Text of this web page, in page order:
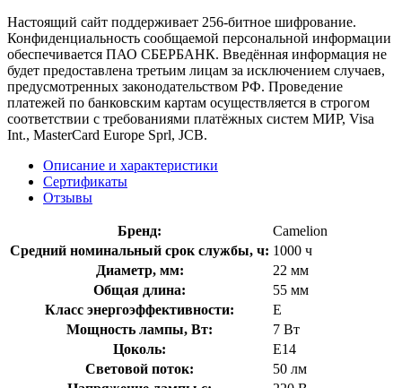
Настоящий сайт поддерживает 256-битное шифрование.
Конфиденциальность сообщаемой персональной информации
обеспечивается ПАО СБЕРБАНК. Введённая информация не
будет предоставлена третьим лицам за исключением случаев,
предусмотренных законодательством РФ. Проведение
платежей по банковским картам осуществляется в строгом
соответствии с требованиями платёжных систем МИР, Visa
Int., MasterCard Europe Sprl, JCB.
Описание и характеристики
Сертификаты
Отзывы
Бренд:
Camelion
Средний номинальный срок службы, ч: 1000 ч
Диаметр, мм:
22 мм
Общая длина:
55 мм
Класс энергоэффективности:
E
Мощность лампы, Вт:
7 Вт
Цоколь:
E14
Световой поток:
50 лм